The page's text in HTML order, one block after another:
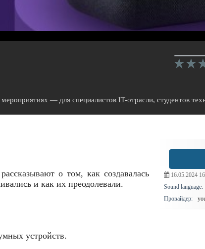
— для специалистов IT-отрасли, студентов
о том, как создавалась
и как их преодолевали.
устройств.
16.05.2024
Sound language:
Провайдер: